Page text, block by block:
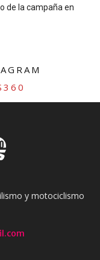
de la campaña en
y motociclismo